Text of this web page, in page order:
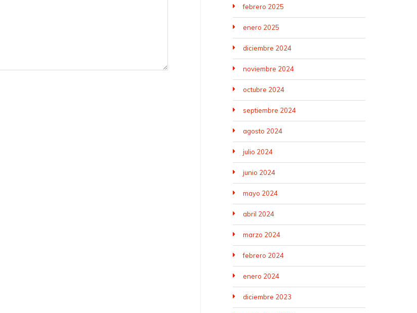
febrero 2025
enero 2025
diciembre 2024
noviembre 2024
octubre 2024
septiembre 2024
agosto 2024
julio 2024
junio 2024
mayo 2024
abril 2024
marzo 2024
febrero 2024
enero 2024
diciembre 2023